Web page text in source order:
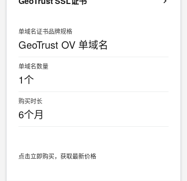
单域名证书品牌规格
GeoTrust OV 单域名
单域名数量
1个
购买时长
6个月
点击立即购买，获取最新价格